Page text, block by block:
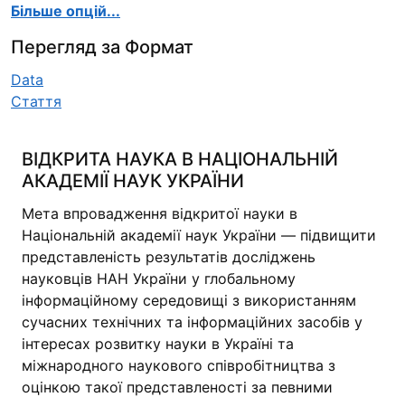
Більше опцій...
Перегляд за Формат
Data
Стаття
ВІДКРИТА НАУКА В НАЦІОНАЛЬНІЙ
АКАДЕМІЇ НАУК УКРАЇНИ
Мета впровадження відкритої науки в
Національній академії наук України — підвищити
представленість результатів досліджень
науковців НАН України у глобальному
інформаційному середовищі з використанням
сучасних технічних та інформаційних засобів у
інтересах розвитку науки в Україні та
міжнародного наукового співробітництва з
оцінкою такої представленості за певними